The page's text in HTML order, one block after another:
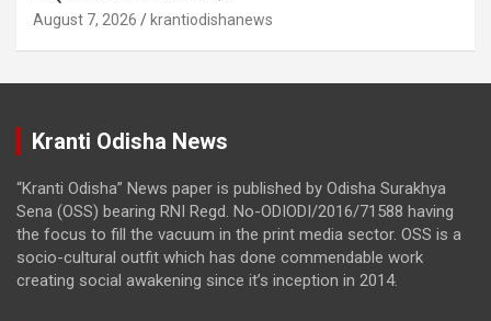
August 7, 2026 krantiodishanews
Kranti Odisha News
“Kranti Odisha” News paper is published by Odisha Surakhya
Sena (OSS) bearing RNI Regd. No-ODIODI/2016/71588 having
the focus to fill the vacuum in the print media sector. OSS is a
socio-cultural outfit which has done commendable work
creating social awakening since it’s inception in 2014.